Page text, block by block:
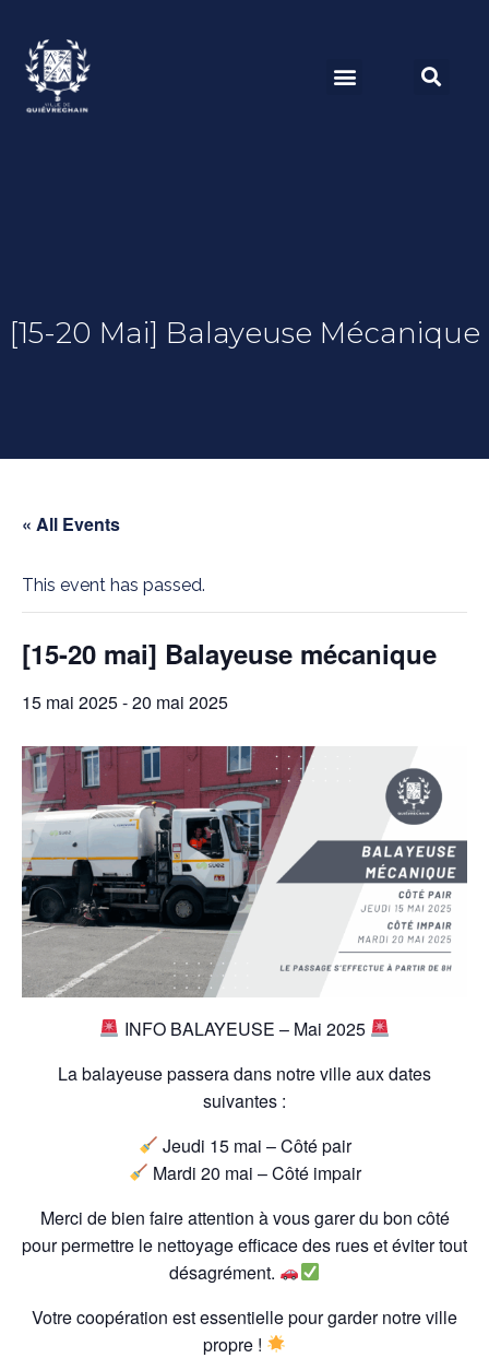
[15-20 Mai] Balayeuse Mécanique
« All Events
This event has passed.
[15-20 mai] Balayeuse mécanique
15 mai 2025-20 mai 2025
INFO BALAYEUSE – Mai 2025
La balayeuse passera dans notre ville aux dates
suivantes :
Jeudi 15 mai – Côté pair
Mardi 20 mai – Côté impair
Merci de bien faire attention à vous garer du bon côté
pour permettre le nettoyage efficace des rues et éviter tout
désagrément.
Votre coopération est essentielle pour garder notre ville
propre !